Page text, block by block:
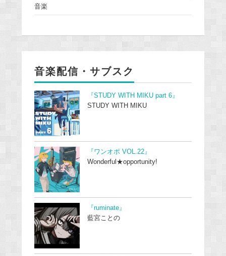
音楽
音楽配信・サブスク
『STUDY WITH MIKU part 6』
STUDY WITH MIKU
『ワンオポ VOL.22』
Wonderful★opportunity!
『ruminate』
藍宮ことの